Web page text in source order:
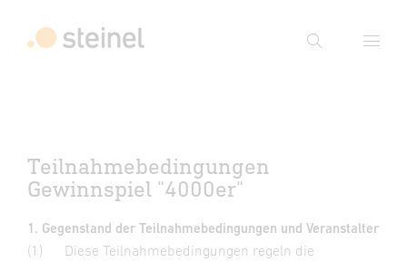
Suche
Teilnahmebedingungen
Gewinnspiel "4000er"
1. Gegenstand der Teilnahmebedingungen und Veranstalter
(1)
Diese Teilnahmebedingungen regeln die